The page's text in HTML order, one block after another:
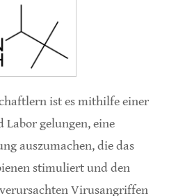
ist es mithilfe einer
gelungen, eine
auszumachen, die das
stimuliert und den
Virusangriffen